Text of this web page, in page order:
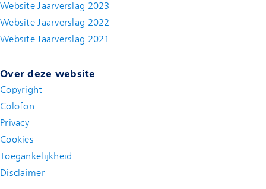
Website Jaarverslag 2023
Website Jaarverslag 2022
Website Jaarverslag 2021
Over deze website
Copyright
Colofon
Privacy
Cookies
Toegankelijkheid
Disclaimer(new window)